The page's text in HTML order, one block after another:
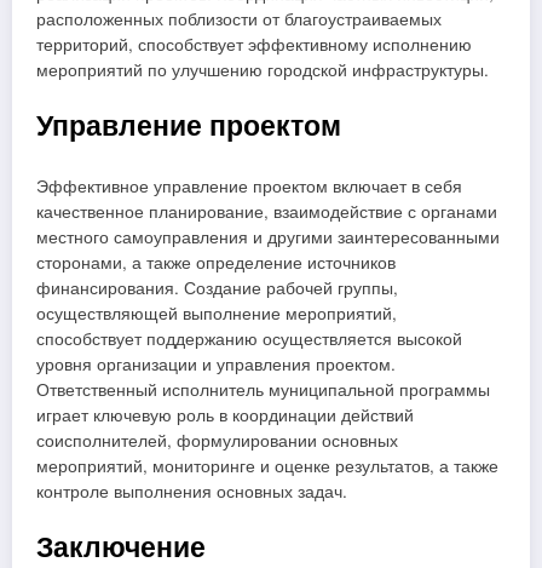
расположенных поблизости от благоустраиваемых
территорий, способствует эффективному исполнению
мероприятий по улучшению городской инфраструктуры.
Управление проектом
Эффективное управление проектом включает в себя
качественное планирование, взаимодействие с органами
местного самоуправления и другими заинтересованными
сторонами, а также определение источников
финансирования. Создание рабочей группы,
осуществляющей выполнение мероприятий,
способствует поддержанию осуществляется высокой
уровня организации и управления проектом.
Ответственный исполнитель муниципальной программы
играет ключевую роль в координации действий
соисполнителей, формулировании основных
мероприятий, мониторинге и оценке результатов, а также
контроле выполнения основных задач.
Заключение